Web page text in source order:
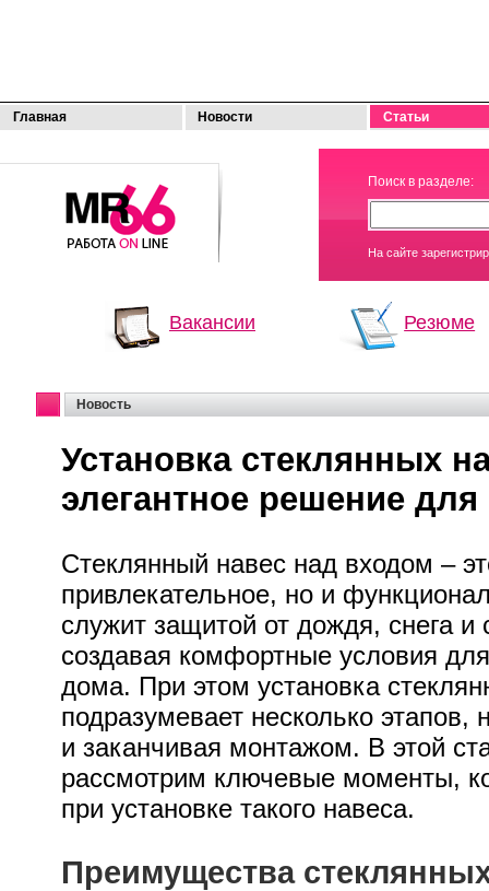
Главная Новости Статьи
МОЯ
РАБОТА
Поиск в разделе:
На сайте
Вакансии Резюме
Новость
Установка стеклянных
элегантное решение
Стеклянный навес над входом –
привлекательное, но и
служит защитой от дождя, снега и
создавая комфортные условия
дома. При этом установка
подразумевает несколько этапов,
и заканчивая монтажом. В этой
рассмотрим ключевые моменты,
при установке такого навеса.
Преимущества